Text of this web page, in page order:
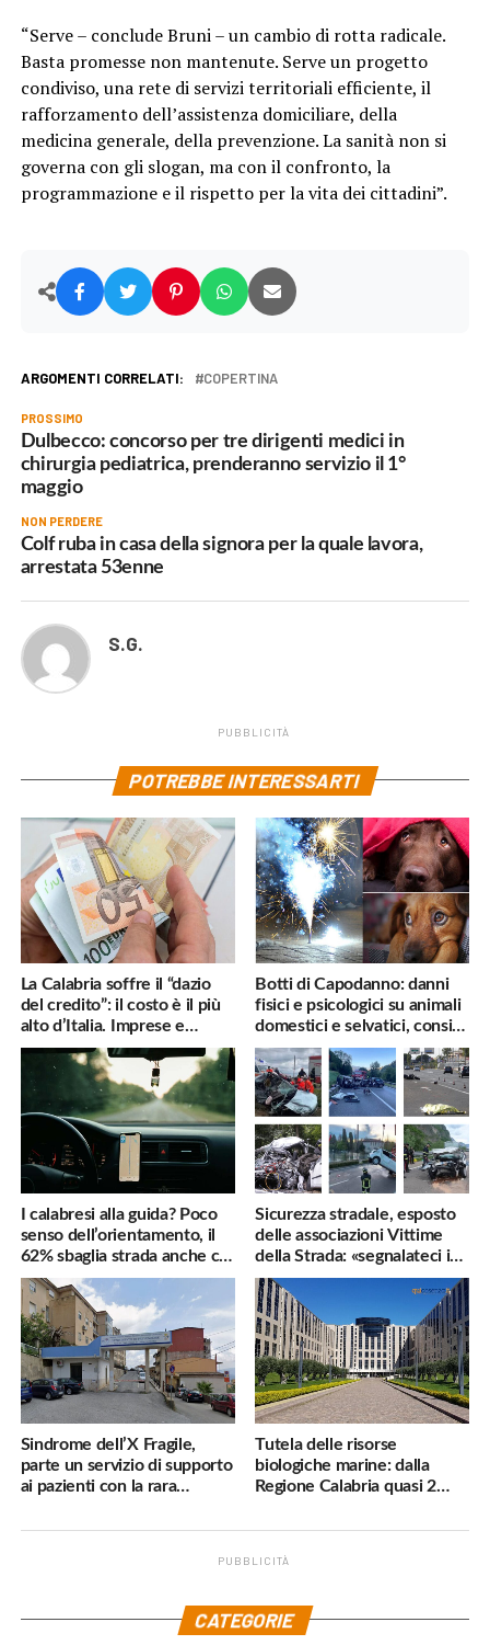
“Serve – conclude Bruni – un cambio di rotta radicale.
Basta promesse non mantenute. Serve un progetto
condiviso, una rete di servizi territoriali efficiente, il
rafforzamento dell’assistenza domiciliare, della
medicina generale, della prevenzione. La sanità non si
governa con gli slogan, ma con il confronto, la
programmazione e il rispetto per la vita dei cittadini”.
ARGOMENTI CORRELATI: COPERTINA
PROSSIMO
Dulbecco: concorso per tre dirigenti medici in
chirurgia pediatrica, prenderanno servizio il 1°
maggio
NON PERDERE
Colf ruba in casa della signora per la quale lavora,
arrestata 53enne
S.G.
PUBBLICITÀ
POTREBBE INTERESSARTI
La Calabria soffre il “dazio
del credito”: il costo è il più
alto d’Italia. Imprese e
famiglie penalizzate
Botti di Capodanno: danni
fisici e psicologici su animali
domestici e selvatici, consigli
utili
I calabresi alla guida? Poco
senso dell’orientamento, il
62% sbaglia strada anche col
navigatore
Sicurezza stradale, esposto
delle associazioni Vittime
della Strada: «segnalateci i
pericoli, interverremo
subito»
Sindrome dell’X Fragile,
parte un servizio di supporto
ai pazienti con la rara
Tutela delle risorse
biologiche marine: dalla
Regione Calabria quasi 2
PUBBLICITÀ
CATEGORIE